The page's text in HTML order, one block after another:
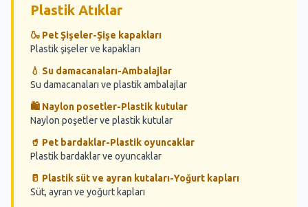
Atık Konteyner 31
Atık Konteyner 32
Atık Konteyner 33
Atık Konteyner 34
Atık Konteyner 35
Atık Konteyner 36
Atık Konteyner 37
Plastik Atıklar
🍶 Pet Şişeler-Şişe kapakları
Plastik şişeler ve kapakları
💧 Su damacanaları-Ambalajlar
Su damacanaları ve plastik ambalajlar
🛍️ Naylon posetler-Plastik kutular
Naylon poşetler ve plastik kutular
🥤 Pet bardaklar-Plastik oyuncaklar
Plastik bardaklar ve oyuncaklar
🥛 Plastik süt ve ayran kutaları-Yoğurt kapları
Süt, ayran ve yoğurt kapları